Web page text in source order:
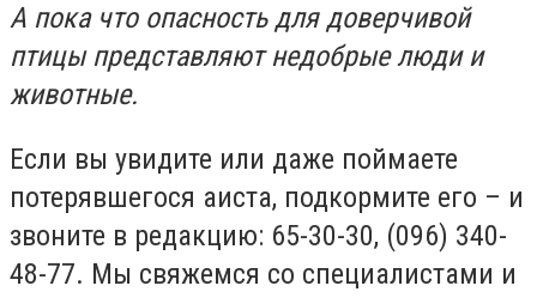
А пока что опасность для доверчивой
птицы представляют недобрые люди и
животные.
Если вы увидите или даже поймаете
потерявшегося аиста, подкормите его – и
звоните в редакцию: 65-30-30, (096) 340-
48-77. Мы свяжемся со специалистами и